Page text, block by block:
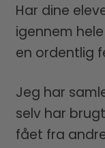
Har dine
igennem
en ordentlig
Jeg har
selv har
fået fra